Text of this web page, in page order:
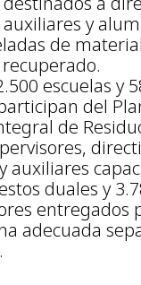
y
de material
escuelas y
del
de
auxiliares
duales y
entregados
adecuada